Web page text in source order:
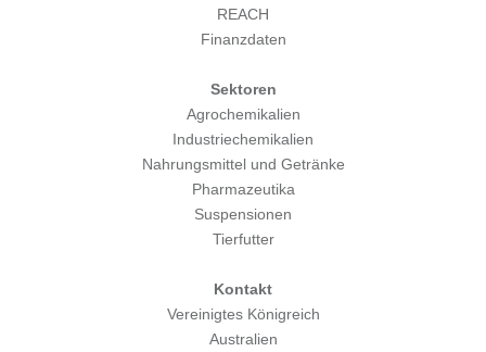
REACH
Finanzdaten
Sektoren
Agrochemikalien
Industriechemikalien
Nahrungsmittel und Getränke
Pharmazeutika
Suspensionen
Tierfutter
Kontakt
Vereinigtes Königreich
Australien